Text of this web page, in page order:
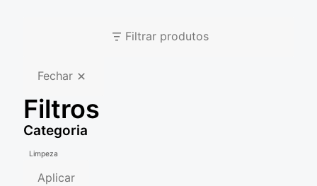
Filtrar produtos
Fechar
Filtros
Categoria
Categoria
Limpeza
Aplicar